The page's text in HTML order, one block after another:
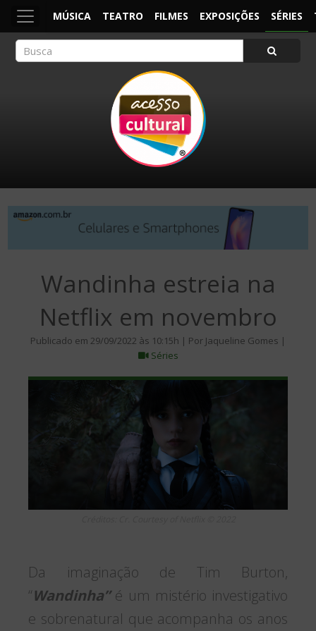
MÚSICA TEATRO FILMES EXPOSIÇÕES SÉRIES
Wandinha estreia na
Netflix em novembro
Publicado em 29/09/2022 às 10:15h | Por Jaqueline Gomes |
Séries
Da imaginação de Tim Burton,
“Wandinha”é um mistério investigativo
e sobrenatural que acompanha os anos